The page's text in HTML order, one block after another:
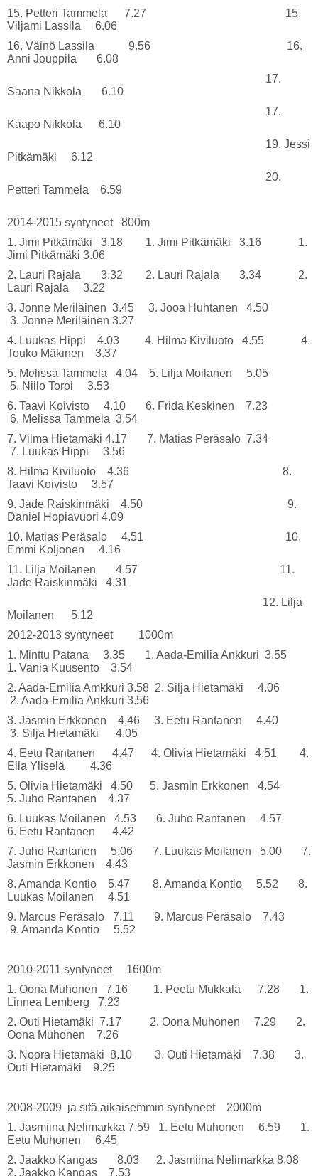
15. Petteri Tammela 7.27 15.
Viljami Lassila 6.06
16. Väinö Lassila 9.56 16.
Anni Jouppila 6.08
17.
Saana Nikkola 6.10
17.
Kaapo Nikkola 6.10
19. Jessi
Pitkämäki 6.12
20.
Petteri Tammela 6.59
2014-2015 syntyneet 800m
1. Jimi Pitkämäki 3.18 1. Jimi Pitkämäki 3.16 1.
Jimi Pitkämäki 3.06
2. Lauri Rajala 3.32 2. Lauri Rajala 3.34 2.
Lauri Rajala 3.22
3. Jonne Meriläinen 3.45 3. Jooa Huhtanen 4.50
3. Jonne Meriläinen 3.27
4. Luukas Hippi 4.03 4. Hilma Kiviluoto 4.55 4.
Touko Mäkinen 3.37
5. Melissa Tammela 4.04 5. Lilja Moilanen 5.05
5. Niilo Toroi 3.53
6. Taavi Koivisto 4.10 6. Frida Keskinen 7.23
6. Melissa Tammela 3.54
7. Vilma Hietamäki 4.17 7. Matias Peräsalo 7.34
7. Luukas Hippi 3.56
8. Hilma Kiviluoto 4.36 8.
Taavi Koivisto 3.57
9. Jade Raiskinmäki 4.50 9.
Daniel Hopiavuori 4.09
10. Matias Peräsalo 4.51 10.
Emmi Koljonen 4.16
11. Lilja Moilanen 4.57 11.
Jade Raiskinmäki 4.31
12. Lilja
Moilanen 5.12
2012-2013 syntyneet 1000m
1. Minttu Patana 3.35 1. Aada-Emilia Ankkuri 3.55
1. Vania Kuusento 3.54
2. Aada-Emilia Amkkuri 3.58 2. Silja Hietamäki 4.06
2. Aada-Emilia Ankkuri 3.56
3. Jasmin Erkkonen 4.46 3. Eetu Rantanen 4.40
3. Silja Hietamäki 4.05
4. Eetu Rantanen 4.47 4. Olivia Hietamäki 4.51 4.
Ella Yliselä 4.36
5. Olivia Hietamäki 4.50 5. Jasmin Erkkonen 4.54
5. Juho Rantanen 4.37
6. Luukas Moilanen 4.53 6. Juho Rantanen 4.57
6. Eetu Rantanen 4.42
7. Juho Rantanen 5.06 7. Luukas Moilanen 5.00 7.
Jasmin Erkkonen 4.43
8. Amanda Kontio 5.47 8. Amanda Kontio 5.52 8.
Luukas Moilanen 4.51
9. Marcus Peräsalo 7.11 9. Marcus Peräsalo 7.43
9. Amanda Kontio 5.52
2010-2011 syntyneet 1600m
1. Oona Muhonen 7.16 1. Peetu Mukkala 7.28 1.
Linnea Lemberg 7.23
2. Outi Hietamäki 7.17 2. Oona Muhonen 7.29 2.
Oona Muhonen 7.26
3. Noora Hietamäki 8.10 3. Outi Hietamäki 7.38 3.
Outi Hietamäki 9.25
2008-2009 ja sitä aikaisemmin syntyneet 2000m
1. Jasmiina Nelimarkka 7.59 1. Eetu Muhonen 6.59 1.
Eetu Muhonen 6.45
2. Jaakko Kangas 8.03 2. Jasmiina Nelimarkka 8.08
2. Jaakko Kangas 7.53